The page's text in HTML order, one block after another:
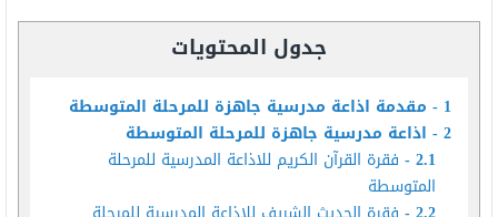
جدول المحتويات
1
مقدمة اذاعة مدرسية جاهزة للمرحلة المتوسطة
2 اذاعة مدرسية جاهزة للمرحلة المتوسطة
2.1 فقرة القرآن الكريم للاذاعة المدرسية للمرحلة
المتوسطة